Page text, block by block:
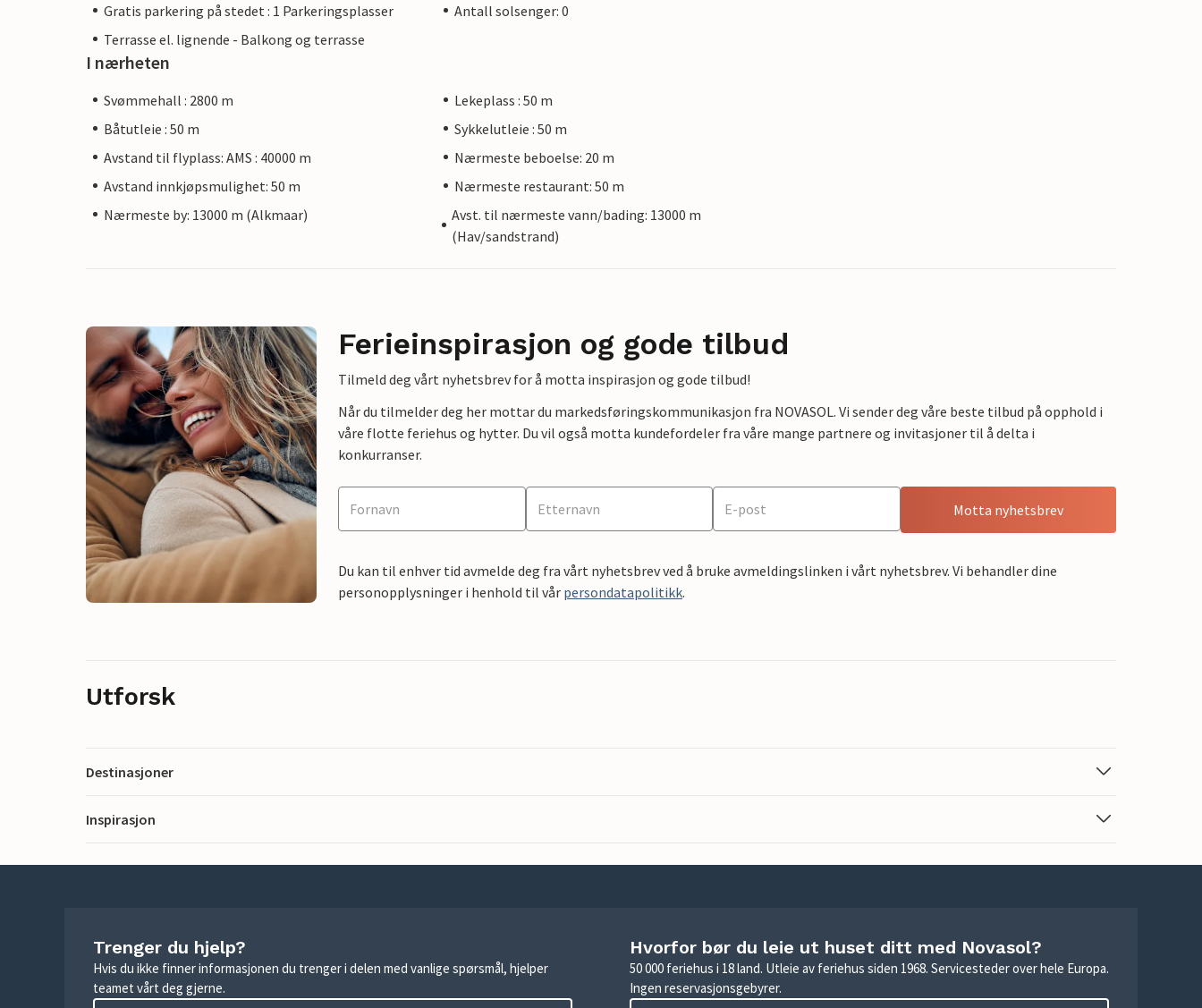
Gratis parkering på stedet : 1 Parkeringsplasser
Antall solsenger: 0
Terrasse el. lignende - Balkong og terrasse
I nærheten
Svømmehall : 2800 m
Lekeplass : 50 m
Båtutleie : 50 m
Sykkelutleie : 50 m
Avstand til flyplass: AMS : 40000 m
Nærmeste beboelse: 20 m
Avstand innkjøpsmulighet: 50 m
Nærmeste restaurant: 50 m
Nærmeste by: 13000 m (Alkmaar)
Avst. til nærmeste vann/bading: 13000 m
(Hav/sandstrand)
Ferieinspirasjon og gode tilbud
Tilmeld deg vårt nyhetsbrev for å motta inspirasjon og gode tilbud!
Når du tilmelder deg her mottar du markedsføringskommunikasjon fra NOVASOL. Vi sender deg våre beste tilbud på opphold i
våre flotte feriehus og hytter. Du vil også motta kundefordeler fra våre mange partnere og invitasjoner til å delta i
konkurranser.
Motta nyhetsbrev
Du kan til enhver tid avmelde deg fra vårt nyhetsbrev ved å bruke avmeldingslinken i vårt nyhetsbrev. Vi behandler dine
personopplysninger i henhold til vår persondatapolitikk.
Utforsk
Destinasjoner
Inspirasjon
Trenger du hjelp?
Hvis du ikke finner informasjonen du trenger i delen med vanlige spørsmål, hjelper
teamet vårt deg gjerne.
Hvorfor bør du leie ut huset ditt med Novasol?
50 000 feriehus i 18 land. Utleie av feriehus siden 1968. Servicesteder over hele Europa.
Ingen reservasjonsgebyrer.